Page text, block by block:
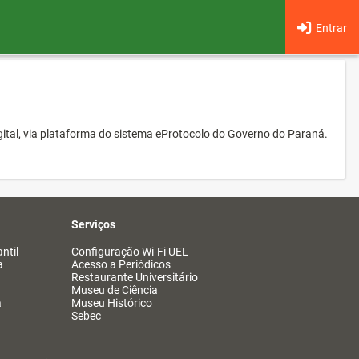
Entrar
via plataforma do sistema eProtocolo do Governo do Paraná.
Serviços
Configuração Wi-Fi UEL
Acesso a Periódicos
Restaurante Universitário
Museu de Ciência
Museu Histórico
Sebec